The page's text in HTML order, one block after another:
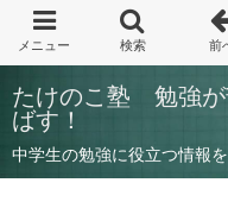
たけのこ塾 勉強が
ばす！
中学生の勉強に役立つ情報